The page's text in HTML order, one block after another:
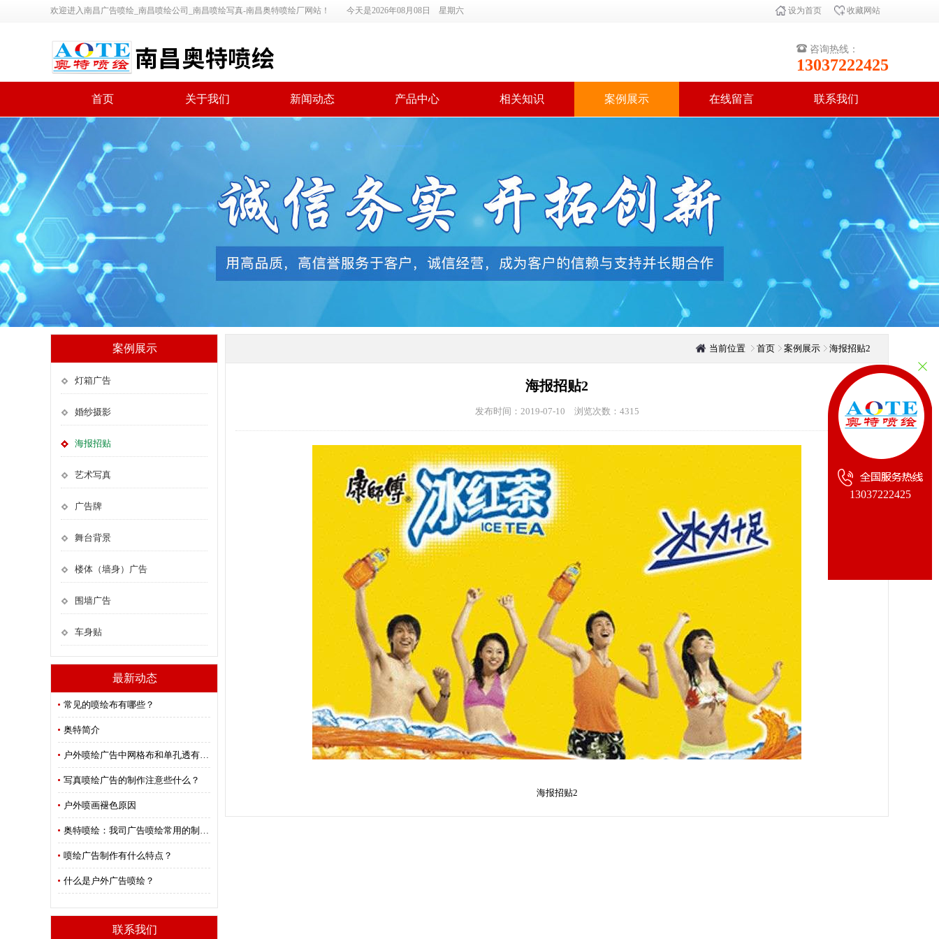
欢迎进入南昌广告喷绘_南昌喷绘公司_南昌喷绘写真-南昌奥特喷绘厂网站！ 今天是2026年08月08日 星期六 设为首页 收藏网站
咨询热线：
13037222425
首页 关于我们 新闻动态 产品中心 相关知识 案例展示 在线留言 联系我们
案例展示
灯箱广告
婚纱摄影
海报招贴
艺术写真
广告牌
舞台背景
楼体（墙身）广告
围墙广告
车身贴
最新动态
常见的喷绘布有哪些？
奥特简介
户外喷绘广告中网格布和单孔透有什么区别？
写真喷绘广告的制作注意些什么？
户外喷画褪色原因
奥特喷绘：我司广告喷绘常用的制作材料
喷绘广告制作有什么特点？
什么是户外广告喷绘？
联系我们
当前位置 首页 案例展示 海报招贴2
海报招贴2
发布时间：2019-07-10 浏览次数：4315
海报招贴2
13037222425